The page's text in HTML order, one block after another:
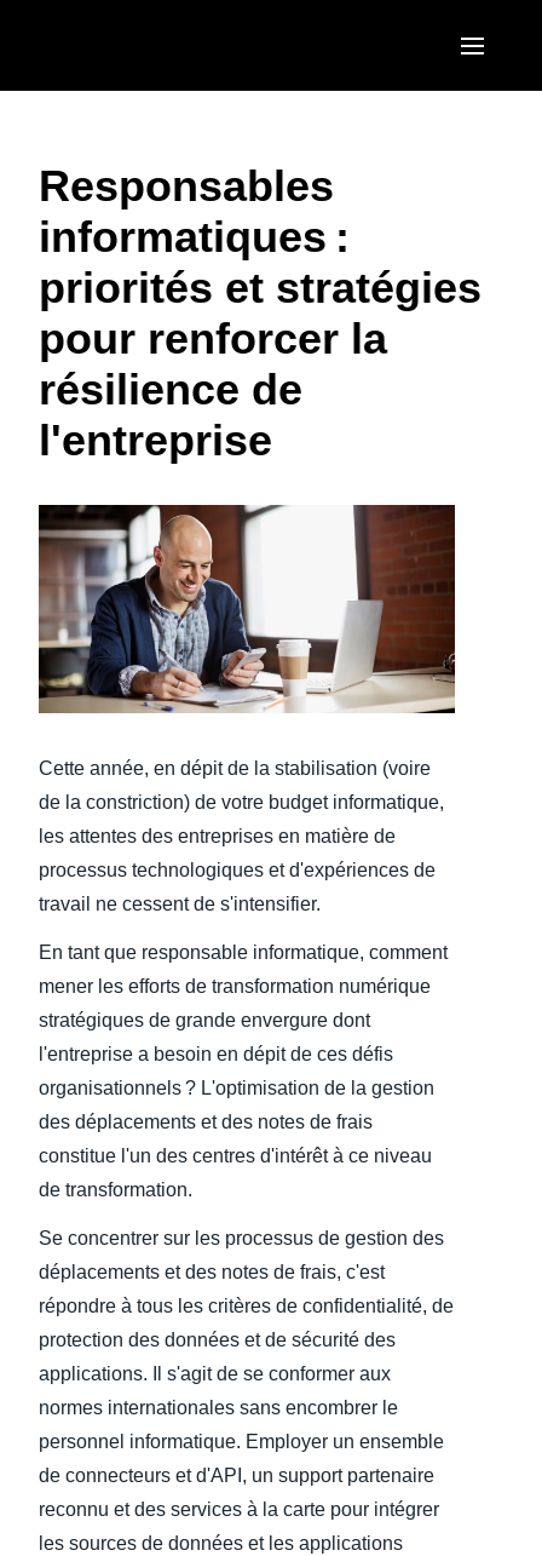
United States (English)
Canada (Français)
México (Español)
Brasil (Português)
EUROPE
United Kingdom (English)
France (Français)
Deutschland (Deutsch)
Italia (Italiano)
Nederlands (English)
Denmark (English)
Finland (English)
Belgium (English)
España (Español)
ASIA PACIFIC
Responsables
informatiques :
priorités et stratégies
pour renforcer la
résilience de
l'entreprise
Cette année, en dépit de la stabilisation (voire
de la constriction) de votre budget informatique,
les attentes des entreprises en matière de
processus technologiques et d'expériences de
travail ne cessent de s'intensifier.
En tant que responsable informatique, comment
mener les efforts de transformation numérique
stratégiques de grande envergure dont
l'entreprise a besoin en dépit de ces défis
organisationnels ? L'optimisation de la gestion
des déplacements et des notes de frais
constitue l'un des centres d'intérêt à ce niveau
de transformation.
Se concentrer sur les processus de gestion des
déplacements et des notes de frais, c'est
répondre à tous les critères de confidentialité, de
protection des données et de sécurité des
applications. Il s'agit de se conformer aux
normes internationales sans encombrer le
personnel informatique. Employer un ensemble
de connecteurs et d'API, un support partenaire
reconnu et des services à la carte pour intégrer
les sources de données et les applications